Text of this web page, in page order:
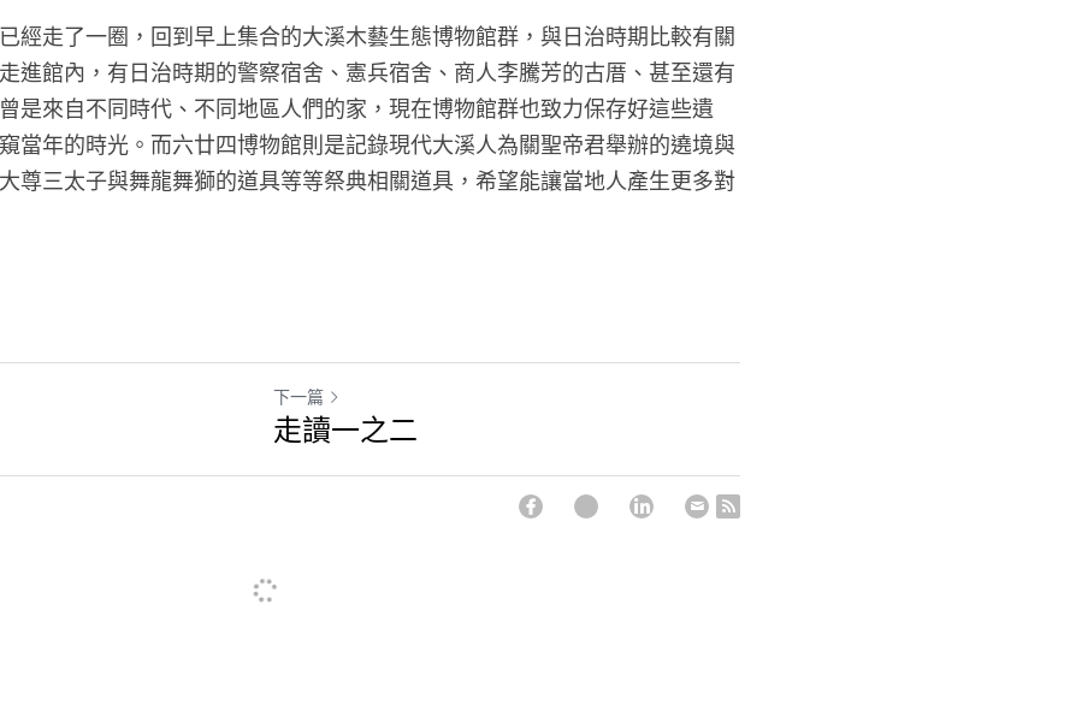
經走了一圈，回到早上集合的大溪木藝生態博物館群，與日治時期比較有關
進館內，有日治時期的警察宿舍、憲兵宿舍、商人李騰芳的古厝、甚至還有
是來自不同時代、不同地區人們的家，現在博物館群也致力保存好這些遺
當年的時光。而六廿四博物館則是記錄現代大溪人為關聖帝君舉辦的遶境與
尊三太子與舞龍舞獅的道具等等祭典相關道具，希望能讓當地人產生更多對
下一篇
走讀一之二